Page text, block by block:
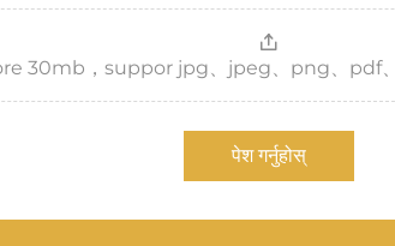
30mb，suppor jpg、jpeg、png、pdf
पेश गर्नुहोस्